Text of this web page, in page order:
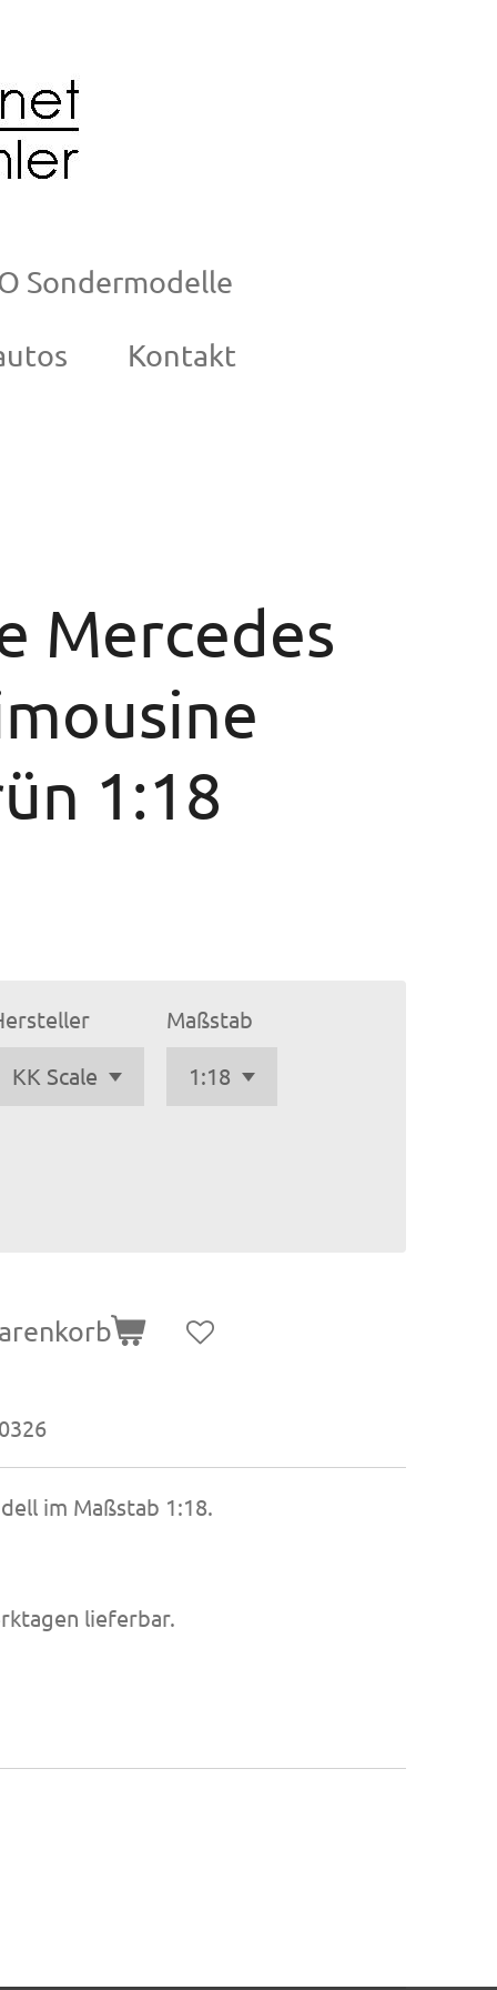
Sondermodelle
Kontakt
Mercedes
1:18
Maßstab
im Maßstab 1:18.
lieferbar.